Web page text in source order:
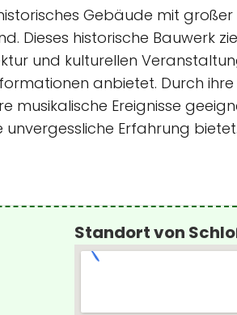
Gebäude mit
Dieses historische Bauwerk
und kulturellen
anbietet. Durch
Ereignisse
Erfahrung bietet.
Standort von